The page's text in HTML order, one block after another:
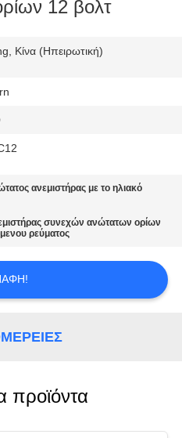
12 βολτ
Κίνα (Ηπειρωτική)
ανεμιστήρας με το ηλιακό
συνεχών ανώτατων ορίων
ρεύματος
προϊόντα